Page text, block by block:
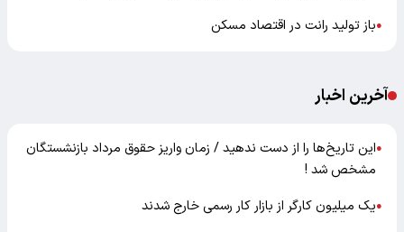
●باز تولید رانت در اقتصاد مسکن
آخرین اخبار
●این تاریخ‌ها را از دست ندهید / زمان واریز حقوق مرداد بازنشستگان
مشخص شد !
●یک میلیون کارگر از بازار کار رسمی خارج شدند